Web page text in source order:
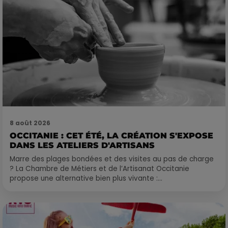
8 août 2026
OCCITANIE : CET ÉTÉ, LA CRÉATION S'EXPOSE
DANS LES ATELIERS D'ARTISANS
Marre des plages bondées et des visites au pas de charge
? La Chambre de Métiers et de l’Artisanat Occitanie
propose une alternative bien plus vivante :...